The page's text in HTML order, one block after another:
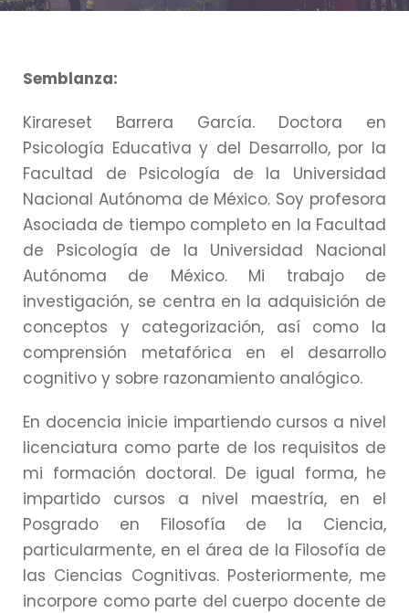
Semblanza:
Kirareset Barrera García. Doctora en
Psicología Educativa y del Desarrollo, por la
Facultad de Psicología de la Universidad
Nacional Autónoma de México. Soy profesora
Asociada de tiempo completo en la Facultad
de Psicología de la Universidad Nacional
Autónoma de México. Mi trabajo de
investigación, se centra en la adquisición de
conceptos y categorización, así como la
comprensión metafórica en el desarrollo
cognitivo y sobre razonamiento analógico.
En docencia inicie impartiendo cursos a nivel
licenciatura como parte de los requisitos de
mi formación doctoral. De igual forma, he
impartido cursos a nivel maestría, en el
Posgrado en Filosofía de la Ciencia,
particularmente, en el área de la Filosofía de
las Ciencias Cognitivas. Posteriormente, me
incorpore como parte del cuerpo docente de